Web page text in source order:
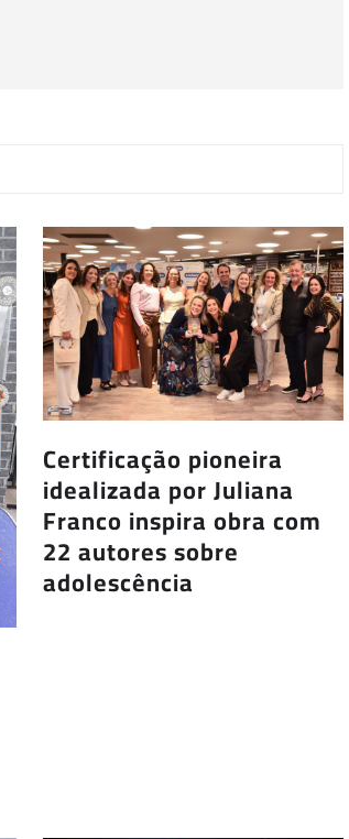
Certificação pioneira
idealizada por Juliana
Franco inspira obra com
22 autores sobre
adolescência